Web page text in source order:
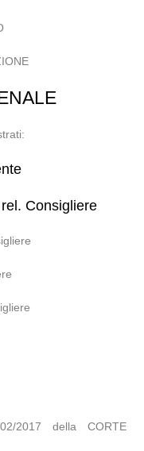
Consigliere
2017 della CORTE